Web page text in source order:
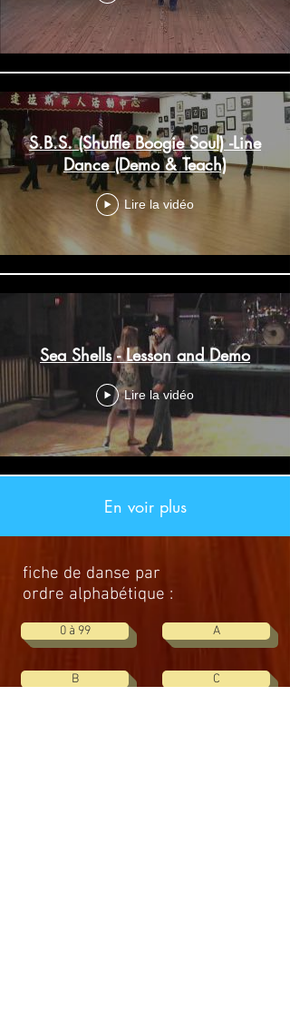
S.B.S. (Shuffle Boogie Soul) -Line
Dance (Demo & Teach)
Lire la vidéo
Sea Shells - Lesson and Demo
Lire la vidéo
En voir plus
fiche de danse par
ordre alphabétique :
0 à 99
B
A
C